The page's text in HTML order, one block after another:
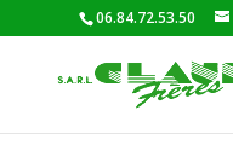
06.84.72.53.50